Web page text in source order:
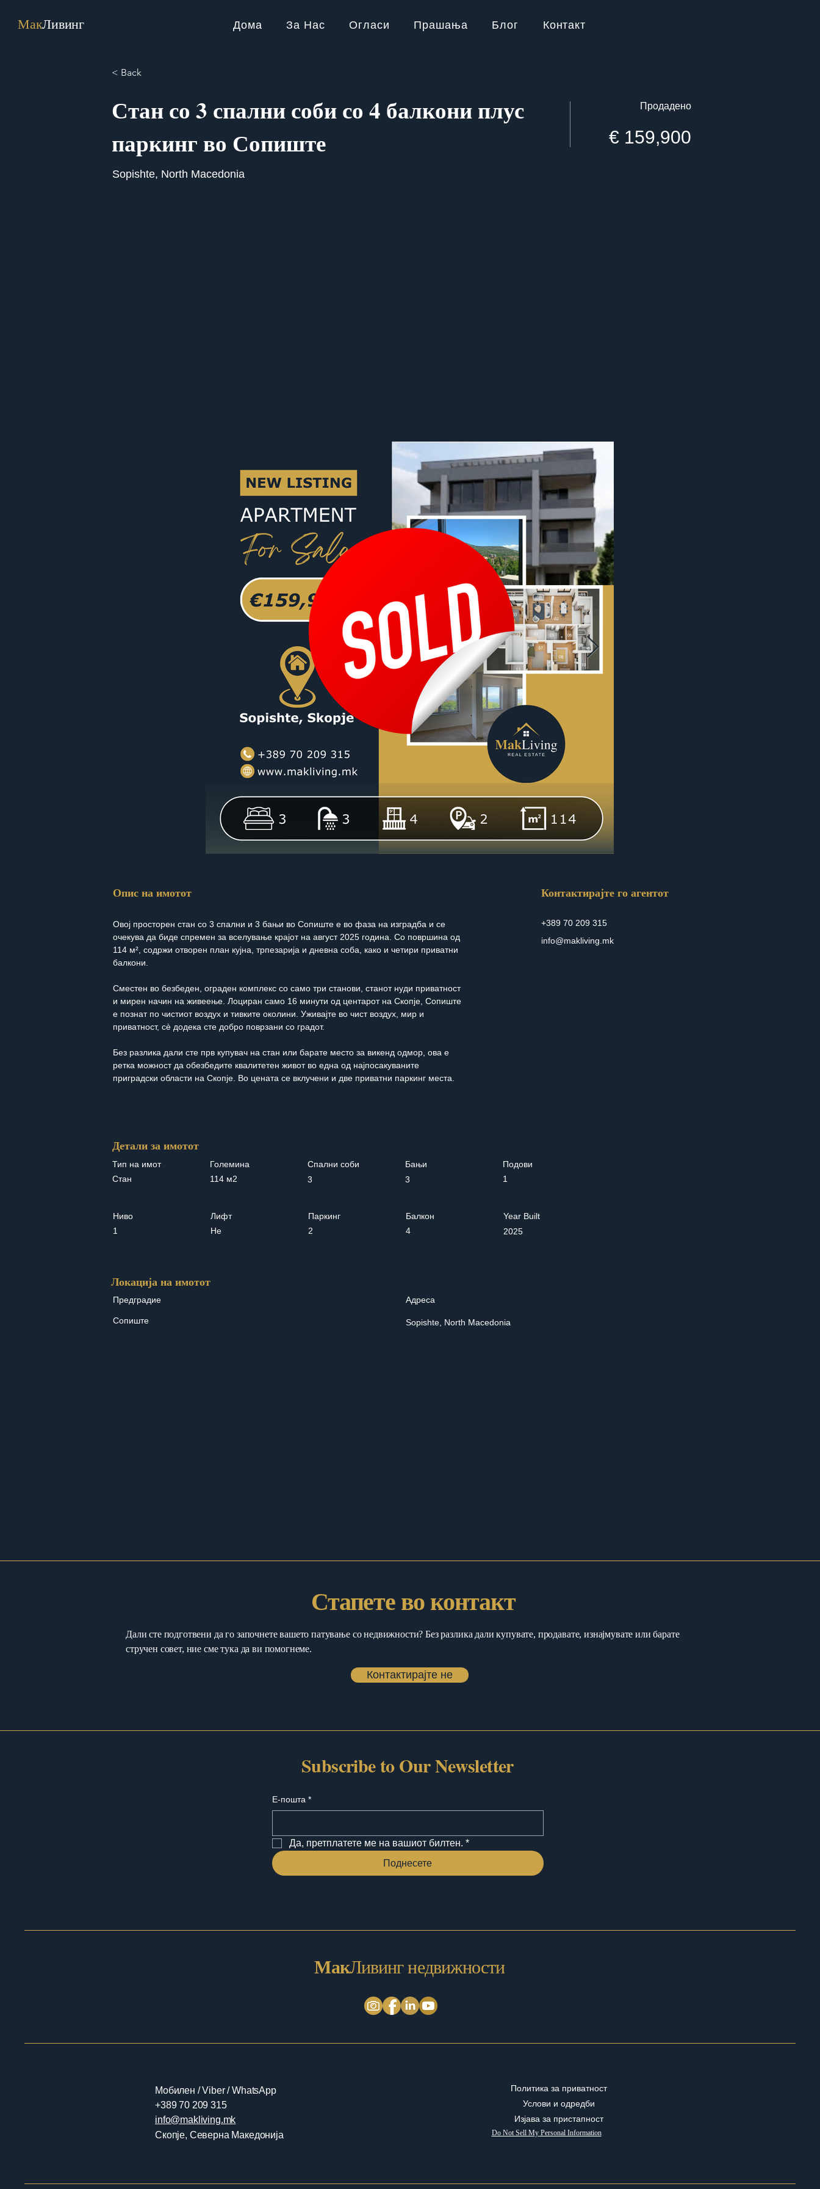
МакЛивинг Дома За Нас Огласи Прашања Блог Контакт
< Back
Стан со 3 спални соби со 4 балкони плус
паркинг во Сопиште
Sopishte, North Macedonia
Продадено
€ 159,900
Опис на имотот
Овој просторен стан со 3 спални и 3 бањи во Сопиште е во фаза на изградба и се
очекува да биде спремен за вселување крајот на август 2025 година. Со површина од
114 м², содржи отворен план кујна, трпезарија и дневна соба, како и четири приватни
балкони.
Сместен во безбеден, ограден комплекс со само три станови, станот нуди приватност
и мирен начин на живеење. Лоциран само 16 минути од центарот на Скопје, Сопиште
е познат по чистиот воздух и тивките околини. Уживајте во чист воздух, мир и
приватност, сè додека сте добро поврзани со градот.
Без разлика дали сте прв купувач на стан или барате место за викенд одмор, ова е
ретка можност да обезбедите квалитетен живот во една од најпосакуваните
приградски области на Скопје. Во цената се вклучени и две приватни паркинг места.
Контактирајте го агентот
+389 70 209 315
info@makliving.mk
Детали за имотот
Тип на имот Големина Спални соби Бањи
Подови
Стан
114 м2 3 3 1
Ниво Лифт Паркинг Балкон
Year Built
1
Не 2 4 2025
Локација на имотот
Предградие
Сопиште
Адреса
Sopishte, North Macedonia
Стапете во контакт
Дали сте подготвени да го започнете вашето патување со недвижности? Без разлика дали купувате, продавате, изнајмувате или барате
стручен совет, ние сме тука да ви помогнеме.
Контактирајте не
Subscribe to Our Newsletter
Е-пошта *
Да, претплатете ме на вашиот билтен. *
Поднесете
МакЛивинг недвижности
Мобилен / Viber / WhatsApp
+389 70 209 315
​​info@makliving.mk
Скопје, Северна Македонија
Политика за приватност
Услови и одредби
Изјава за пристапност
Do Not Sell My Personal Information